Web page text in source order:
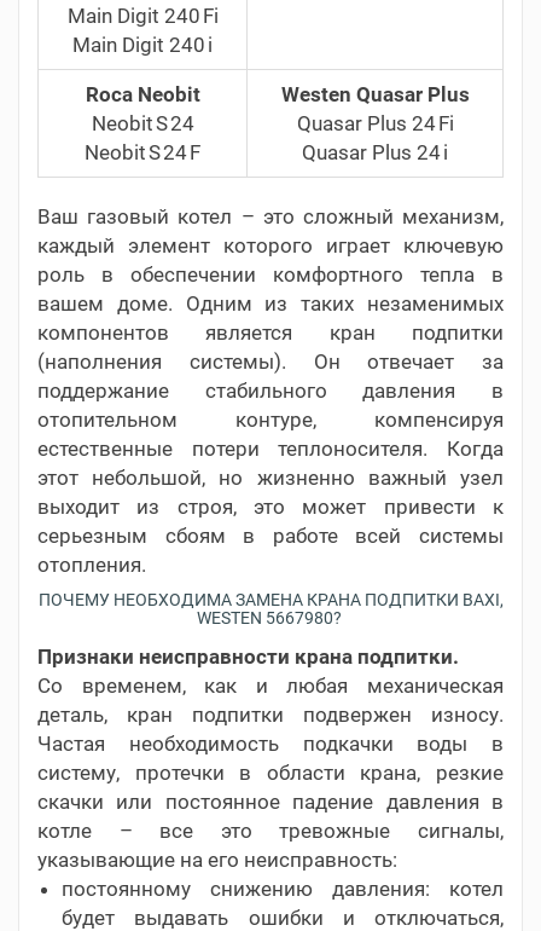
Main Digit 240 Fi
Main Digit 240 i
Roca Neobit
Neobit S 24
Neobit S 24 F
Westen Quasar Plus
Quasar Plus 24 Fi
Quasar Plus 24 i
Ваш газовый котел – это сложный механизм,
каждый элемент которого играет ключевую
роль в обеспечении комфортного тепла в
вашем доме. Одним из таких незаменимых
компонентов является кран подпитки
(наполнения системы). Он отвечает за
поддержание стабильного давления в
отопительном контуре, компенсируя
естественные потери теплоносителя. Когда
этот небольшой, но жизненно важный узел
выходит из строя, это может привести к
серьезным сбоям в работе всей системы
отопления.
ПОЧЕМУ НЕОБХОДИМА ЗАМЕНА КРАНА ПОДПИТКИ BAXI,
WESTEN 5667980?
Признаки неисправности крана подпитки.
Со временем, как и любая механическая
деталь, кран подпитки подвержен износу.
Частая необходимость подкачки воды в
систему, протечки в области крана, резкие
скачки или постоянное падение давления в
котле – все это тревожные сигналы,
указывающие на его неисправность:
постоянному снижению давления: котел
будет выдавать ошибки и отключаться,